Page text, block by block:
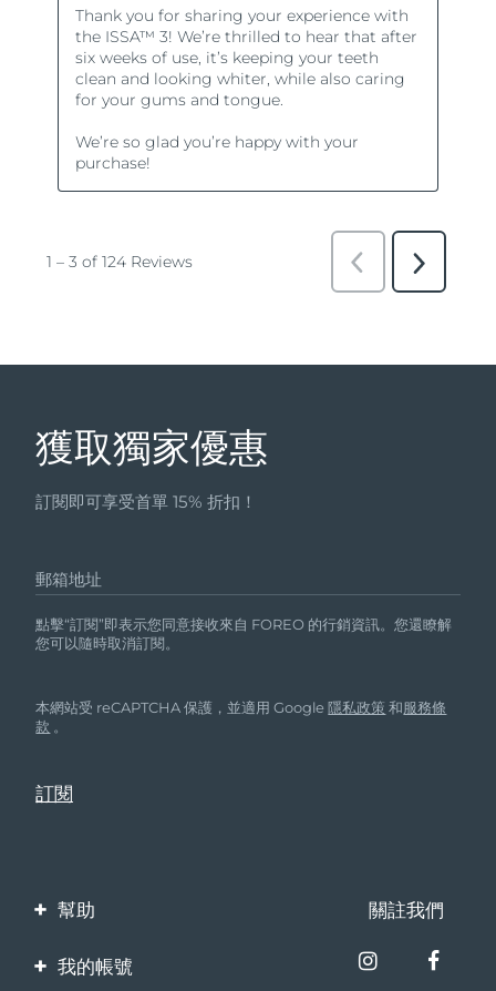
獲取獨家優惠
訂閱即可享受首單 15% 折扣！
郵箱地址
點擊“訂閱”即表示您同意接收來自 FOREO 的行銷資訊。您還瞭解
您可以隨時取消訂閱。
本網站受 reCAPTCHA 保護，並適用 Google隱私政策 和服務條
款 。
幫助
聯繫我們
關註我們
我的帳號